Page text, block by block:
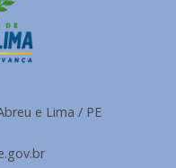
e Lima / PE